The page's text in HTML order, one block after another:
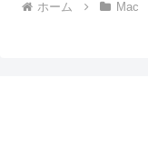
ホーム Mac